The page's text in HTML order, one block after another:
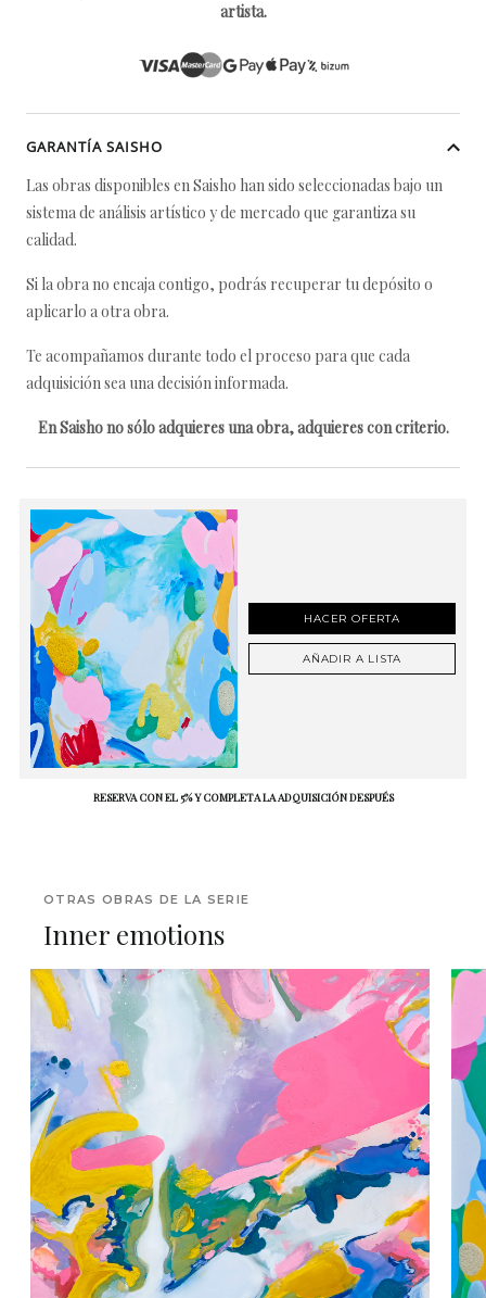
artista.
GARANTÍA SAISHO
Las obras disponibles en Saisho han sido seleccionadas bajo un
sistema de análisis artístico y de mercado que garantiza su
calidad.
Si la obra no encaja contigo, podrás recuperar tu depósito o
aplicarlo a otra obra.
Te acompañamos durante todo el proceso para que cada
adquisición sea una decisión informada.
En Saisho no sólo adquieres una obra, adquieres con criterio.
HACER OFERTA
AÑADIR A LISTA
RESERVA CON EL 5% Y COMPLETA LA ADQUISICIÓN DESPUÉS
OTRAS OBRAS DE LA SERIE
Inner emotions